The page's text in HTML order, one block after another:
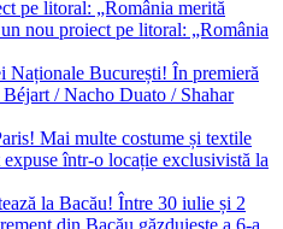
pe litoral: „România merită
nou proiect pe litoral: „România
Naționale București! În premieră
/ Nacho Duato / Shahar
Mai multe costume și textile
într-o locație exclusivistă la
la Bacău! Între 30 iulie și 2
din Bacău găzduiește a 6-a